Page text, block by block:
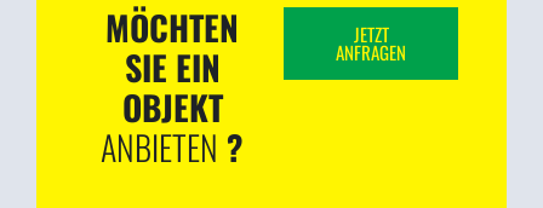
MÖCHTEN
SIE EIN
OBJEKT
ANBIETEN ?
JETZT
ANFRAGEN